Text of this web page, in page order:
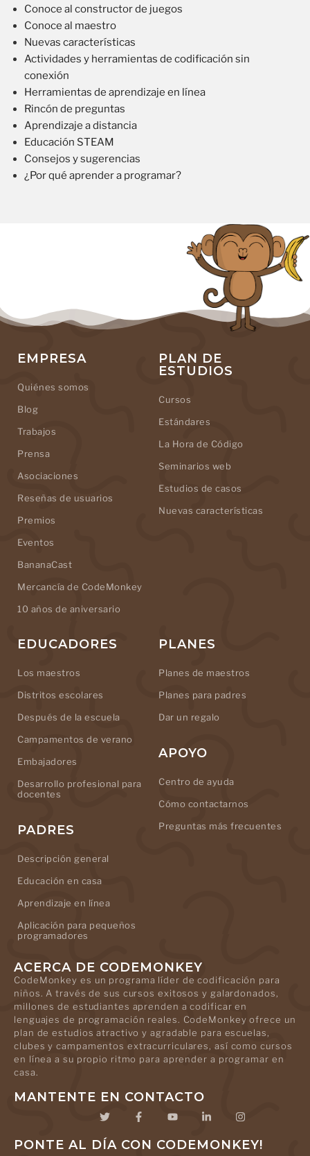
Conoce al constructor de juegos
Conoce al maestro
Nuevas características
Actividades y herramientas de codificación sin
conexión
Herramientas de aprendizaje en línea
Rincón de preguntas
Aprendizaje a distancia
Educación STEAM
Consejos y sugerencias
¿Por qué aprender a programar?
EMPRESA
Quiénes somos
Blog
Trabajos
Prensa
Asociaciones
Reseñas de usuarios
Premios
Eventos
BananaCast
Mercancía de CodeMonkey
10 años de aniversario
PLAN DE
ESTUDIOS
Cursos
Estándares
La Hora de Código
Seminarios web
Estudios de casos
Nuevas características
EDUCADORES
Los maestros
Distritos escolares
Después de la escuela
Campamentos de verano
Embajadores
Desarrollo profesional para
docentes
PADRES
Descripción general
Educación en casa
Aprendizaje en línea
Aplicación para pequeños
programadores
PLANES
Planes de maestros
Planes para padres
Dar un regalo
APOYO
Centro de ayuda
Cómo contactarnos
Preguntas más frecuentes
ACERCA DE CODEMONKEY
CodeMonkey es un programa líder de codificación para
niños. A través de sus cursos exitosos y galardonados,
millones de estudiantes aprenden a codificar en
lenguajes de programación reales. CodeMonkey ofrece un
plan de estudios atractivo y agradable para escuelas,
clubes y campamentos extracurriculares, así como cursos
en línea a su propio ritmo para aprender a programar en
casa.
MANTENTE EN CONTACTO
PONTE AL DÍA CON CODEMONKEY!